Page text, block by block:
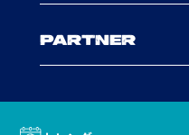
PARTNER